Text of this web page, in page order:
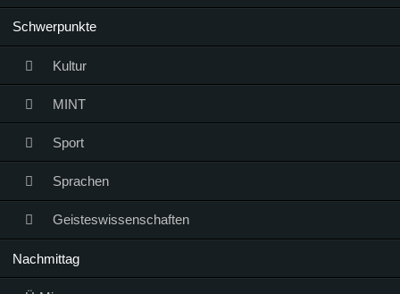
Schwerpunkte
Kultur
MINT
Sport
Sprachen
Geisteswissenschaften
Nachmittag